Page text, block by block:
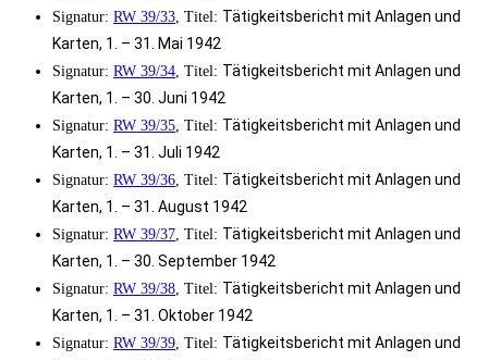
Signatur: RW 39/33, Titel: Tätigkeitsbericht mit Anlagen und
Karten, 1. – 31. Mai 1942
Signatur: RW 39/34, Titel: Tätigkeitsbericht mit Anlagen und
Karten, 1. – 30. Juni 1942
Signatur: RW 39/35, Titel: Tätigkeitsbericht mit Anlagen und
Karten, 1. – 31. Juli 1942
Signatur: RW 39/36, Titel: Tätigkeitsbericht mit Anlagen und
Karten, 1. – 31. August 1942
Signatur: RW 39/37, Titel: Tätigkeitsbericht mit Anlagen und
Karten, 1. – 30. September 1942
Signatur: RW 39/38, Titel: Tätigkeitsbericht mit Anlagen und
Karten, 1. – 31. Oktober 1942
Signatur: RW 39/39, Titel: Tätigkeitsbericht mit Anlagen und